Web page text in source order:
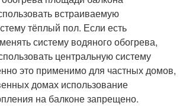
встраиваемую
тёплый пол. Если есть
систему водяного обогрева,
центральную систему
это применимо для частных домов,
домах использование
на балконе запрещено.